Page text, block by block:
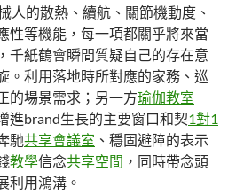
人的散熱、續航、關節機動度、
性等機能，每一項都關乎將來當
千紙鶴會瞬間質疑自己的存在意
。利用落地時所對應的家務、巡
的場景需求；另一方瑜伽教室
進brand生長的主要窗口和契1對1
馳共享會議室 、穩固避障的表示
教學信念共享空間 ，同時帶念頭
利用鴻溝。